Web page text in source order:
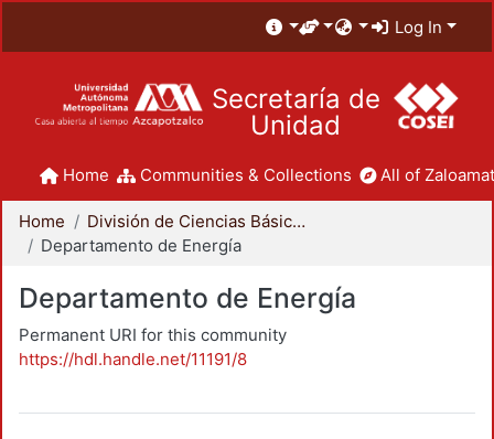
Log In
Secretaría de
Unidad
Home Communities & Collections All of
Home
División de Ciencias Básicas e Ingeniería
Departamento de Energía
Departamento de Energía
Permanent URI for this community
https://hdl.handle.net/11191/8